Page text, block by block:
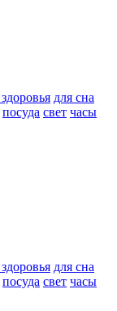
для сна
посуда свет часы
для сна
посуда свет часы